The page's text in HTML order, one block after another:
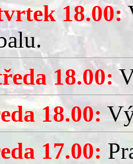
18.00:
18.00:
18.00:
17.00: